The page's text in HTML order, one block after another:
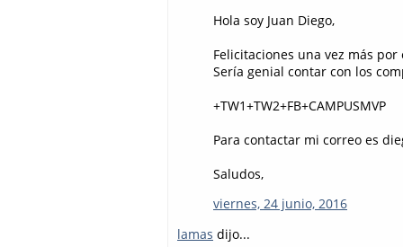
Hola soy Juan Diego,
Felicitaciones una vez más
Sería genial contar con los
+TW1+TW2+FB+CAMPUSMVP
Para contactar mi correo es
Saludos,
viernes, 24 junio, 2016
lamas dijo...